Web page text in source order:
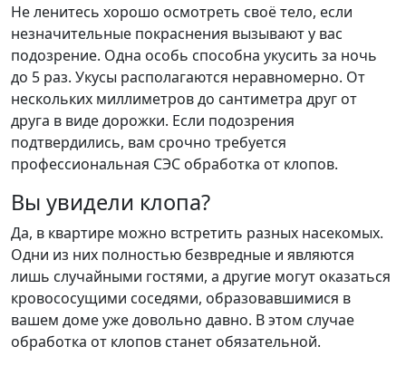
Не ленитесь хорошо осмотреть своё тело, если
незначительные покраснения вызывают у вас
подозрение. Одна особь способна укусить за ночь
до 5 раз. Укусы располагаются неравномерно. От
нескольких миллиметров до сантиметра друг от
друга в виде дорожки. Если подозрения
подтвердились, вам срочно требуется
профессиональная СЭС обработка от клопов.
Вы увидели клопа?
Да, в квартире можно встретить разных насекомых.
Одни из них полностью безвредные и являются
лишь случайными гостями, а другие могут оказаться
кровососущими соседями, образовавшимися в
вашем доме уже довольно давно. В этом случае
обработка от клопов станет обязательной.